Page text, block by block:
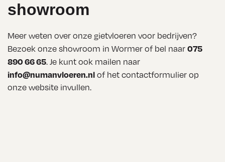
showroom
Meer weten over onze gietvloeren voor bedrijven?
Bezoek onze showroom in Wormer of bel naar 075
890 66 65. Je kunt ook mailen naar
info@numanvloeren.nl of het contactformulier op
onze website invullen.